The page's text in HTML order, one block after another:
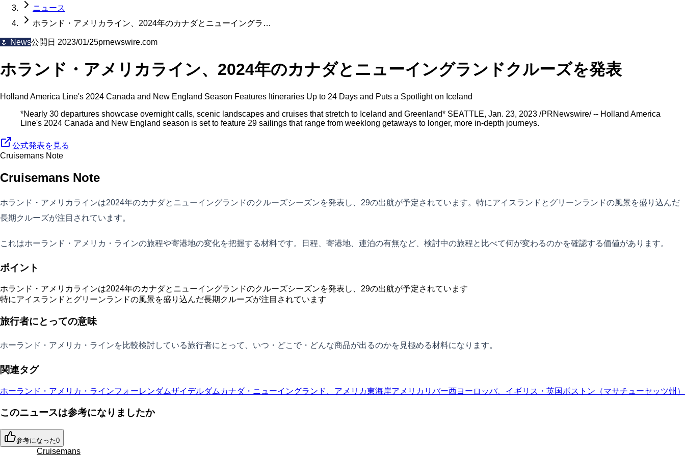
ニュース
ホランド・アメリカライン、2024年のカナダとニューイングラ…
🌷 News公開日 2023/01/25prnewswire.com
ホランド・アメリカライン、2024年のカナダとニューイングランドクルーズを発表
Holland America Line's 2024 Canada and New England Season Features Itineraries Up to 24 Days and Puts a Spotlight on Iceland
*Nearly 30 departures showcase overnight calls, scenic landscapes and cruises that stretch to Iceland and Greenland* SEATTLE, Jan. 23, 2023 /PRNewswire/ -- Holland America
Line's 2024 Canada and New England season is set to feature 29 sailings that range from weeklong getaways to longer, more in-depth journeys.
公式発表を見る
Cruisemans Note
Cruisemans Note
ホランド・アメリカラインは2024年のカナダとニューイングランドのクルーズシーズンを発表し、29の出航が予定されています。特にアイスランドとグリーンランドの風景を盛り込んだ
長期クルーズが注目されています。
これはホーランド・アメリカ・ラインの旅程や寄港地の変化を把握する材料です。日程、寄港地、連泊の有無など、検討中の旅程と比べて何が変わるのかを確認する価値があります。
ポイント
ホランド・アメリカラインは2024年のカナダとニューイングランドのクルーズシーズンを発表し、29の出航が予定されています
特にアイスランドとグリーンランドの風景を盛り込んだ長期クルーズが注目されています
旅行者にとっての意味
ホーランド・アメリカ・ラインを比較検討している旅行者にとって、いつ・どこで・どんな商品が出るのかを見極める材料になります。
関連タグ
ホーランド・アメリカ・ラインフォーレンダムザイデルダム カナダ・ニューイングランド、アメリカ東海岸アメリカリバー西ヨーロッパ、イギリス・英国ボストン（マサチューセッツ州）
このニュースは参考になりましたか
参考になった0
Cruisemans